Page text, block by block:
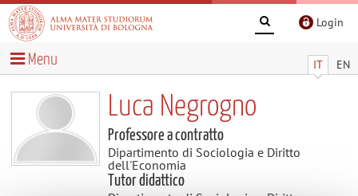
Login
IT EN
Menu
Luca Negrogno
Professore a contratto
Dipartimento di Sociologia e Diritto
dell'Economia
Tutor didattico